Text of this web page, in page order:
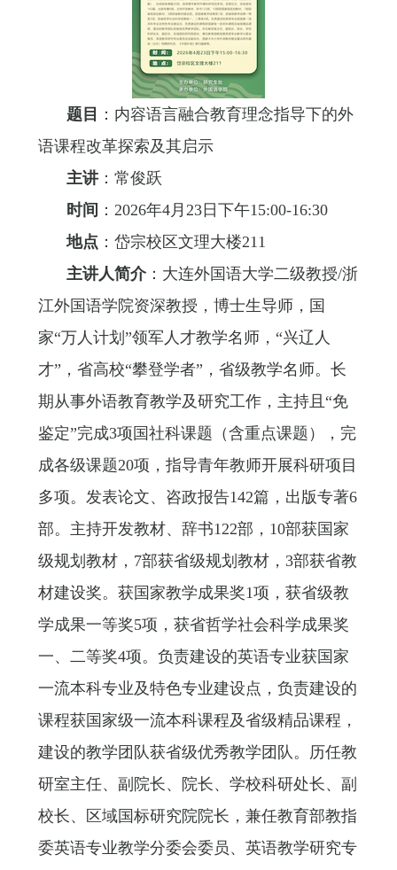
题目 ： 内容语言融合教育理念指导下的外
语课程改革探索及其启示
主讲： 常俊跃
时间 ： 2026年4月23日下午15:00-16:30
地点 ： 岱宗校区文理大楼211
主讲人简介： 大连外国语大学二级教授/浙
江外国语学院资深教授，博士生导师，国
家“万人计划”领军人才教学名师，“兴辽人
才”，省高校“攀登学者”，省级教学名师。长
期从事外语教育教学及研究工作，主持且“免
鉴定”完成3项国社科课题（含重点课题），完
成各级课题20项，指导青年教师开展科研项目
多项。发表论文、咨政报告142篇，出版专著6
部。主持开发教材、辞书122部，10部获国家
级规划教材，7部获省级规划教材，3部获省教
材建设奖。获国家教学成果奖1项，获省级教
学成果一等奖5项，获省哲学社会科学成果奖
一、二等奖4项。负责建设的英语专业获国家
一流本科专业及特色专业建设点，负责建设的
课程获国家级一流本科课程及省级精品课程，
建设的教学团队获省级优秀教学团队。历任教
研室主任、副院长、院长、学校科研处长、副
校长、区域国标研究院院长，兼任教育部教指
委英语专业教学分委会委员、英语教学研究专